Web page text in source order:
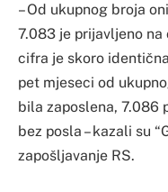
– Od ukupnog broja
7.083 je prijavljeno na
cifra je skoro
pet mjeseci od
bila zaposlena, 7.086
bez posla – kazali su
zapošljavanje RS.